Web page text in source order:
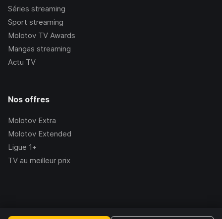
Séries streaming
Sport streaming
Molotov TV Awards
Mangas streaming
Actu TV
Nos offres
Molotov Extra
Molotov Extended
Ligue 1+
TV au meilleur prix